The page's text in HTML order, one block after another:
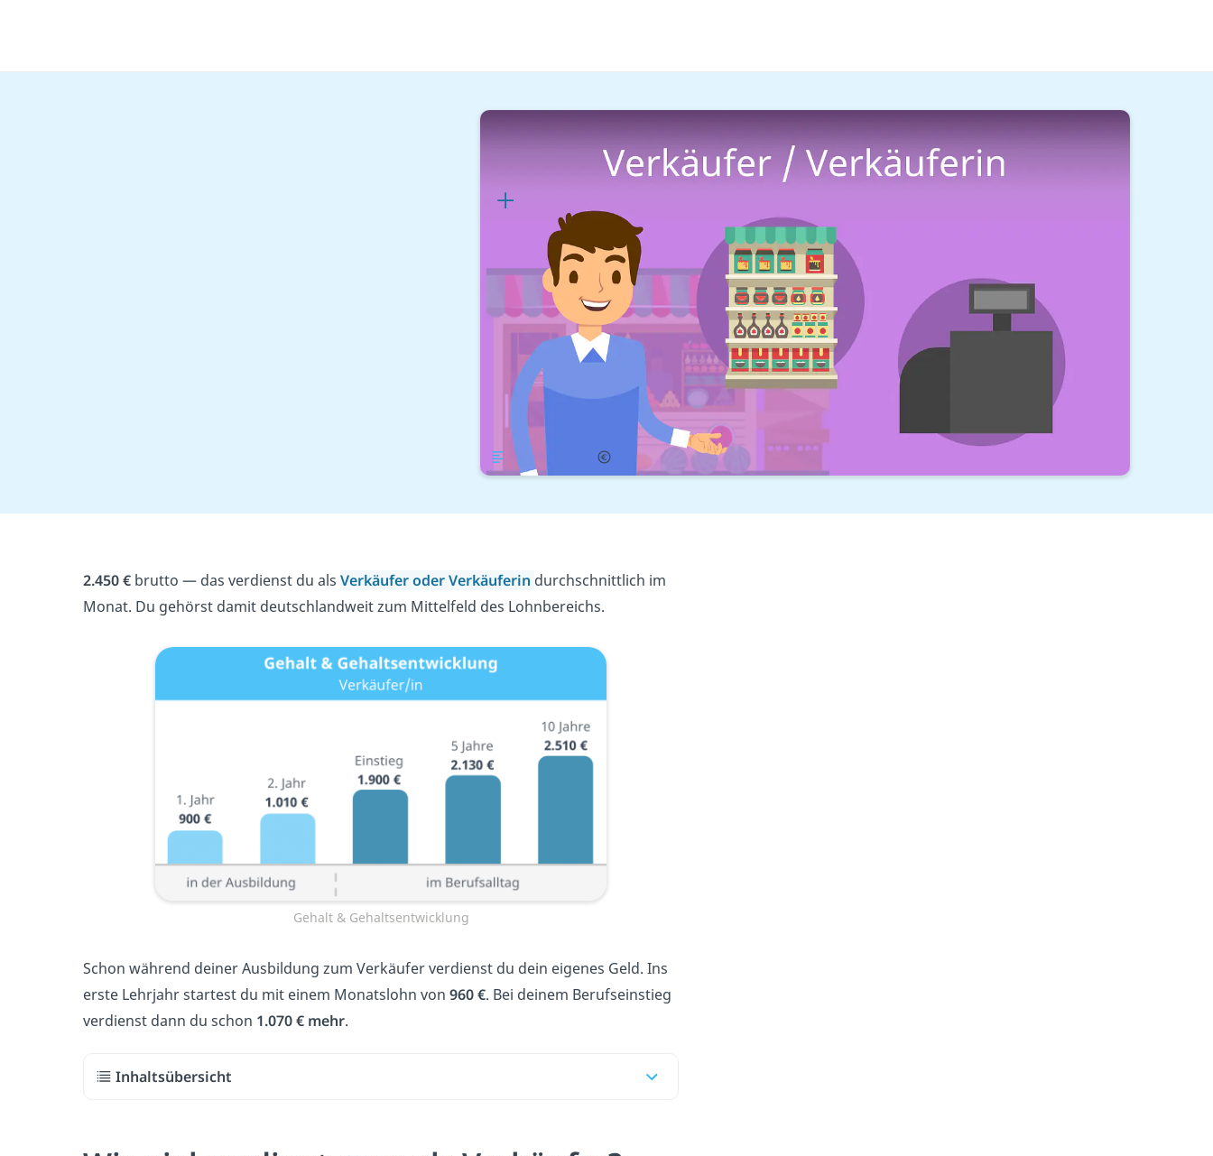
Kaufmännische Berufe
Verkäufer Gehalt
Übersicht Gehalt
2.450 € brutto — das verdienst du als VerkäuferoderVerkäuferin durchschnittlich im
Monat. Du gehörst damit deutschlandweit zum Mittelfeld des Lohnbereichs.
Gehalt & Gehaltsentwicklung
Schon während deiner Ausbildung zum Verkäufer verdienst du dein eigenes Geld. Ins
erste Lehrjahr startest du mit einem Monatslohn von 960 €. Bei deinem Berufseinstieg
verdienst dann du schon 1.070 € mehr.
Inhaltsübersicht